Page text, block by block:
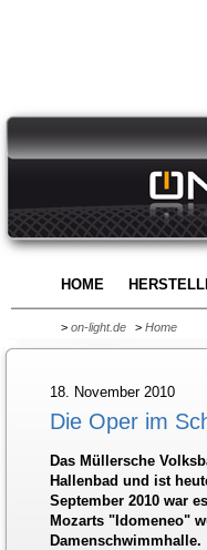
HOME
> on-light.de > Home
18. November 2010
Die Oper im
Das Müllersche
Hallenbad und ist
September 2010 war
Mozarts "Idomeneo"
Damenschwimmhalle.